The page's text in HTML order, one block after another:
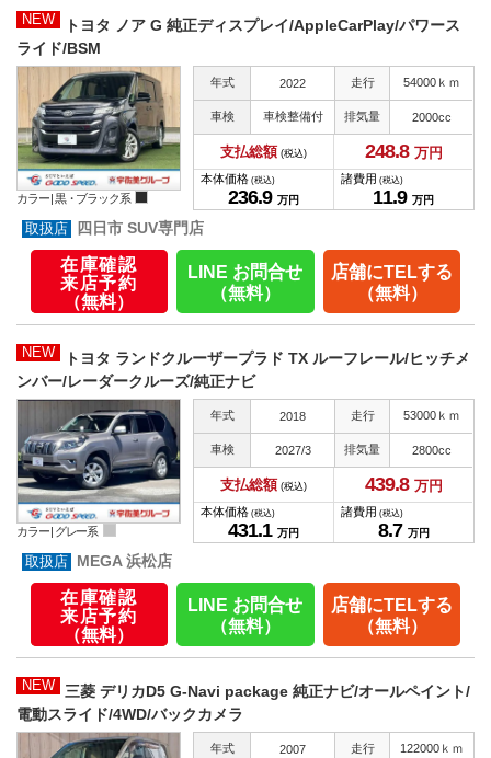
NEW
トヨタ ノア G 純正ディスプレイ/AppleCarPlay/パワース
ライド/BSM
カラー |黒・ブラック系
年式 2022 走行 54000ｋｍ
車検 車検整備付 排気量 2000cc
支払総額 (税込) 248.8 万円
本体価格 (税込)
236.9 万円
諸費用 (税込)
11.9 万円
四日市 SUV専門店
在庫確認
来店予約
（無料）
LINE お問合せ
（無料）
店舗にTELする
（無料）
NEW
トヨタ ランドクルーザープラド TX ルーフレール/ヒッチメ
ンバー/レーダークルーズ/純正ナビ
カラー | グレー系
年式 2018 走行 53000ｋｍ
車検 2027/3 排気量 2800cc
支払総額 (税込) 439.8 万円
本体価格 (税込)
431.1 万円
諸費用 (税込)
8.7 万円
MEGA 浜松店
在庫確認
来店予約
（無料）
LINE お問合せ
（無料）
店舗にTELする
（無料）
NEW
三菱 デリカD5 G-Navi package 純正ナビ/オールペイント/
電動スライド/4WD/バックカメラ
年式 2007 走行 122000ｋｍ